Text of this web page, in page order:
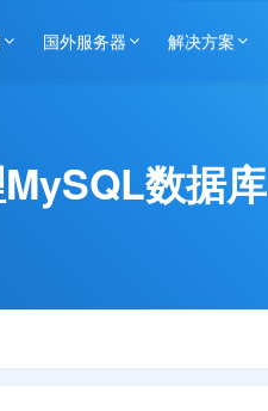
国外服务器 解决方案
数据库